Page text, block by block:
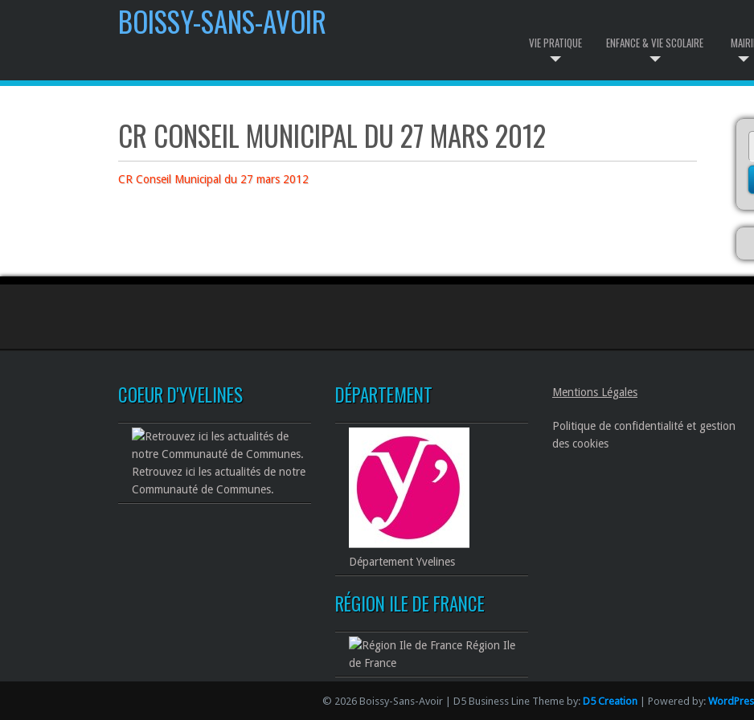
BOISSY-SANS-AVOIR
ENFANCE & VIE SCOLAIRE
VIE PRATIQUE
CR CONSEIL MUNICIPAL DU 27 MARS 2012
CR Conseil Municipal du 27 mars 2012
COEUR D'YVELINES
Retrouvez ici les actualités de notre
Communauté de Communes.
DÉPARTEMENT
Département Yvelines
RÉGION ILE DE FRANCE
Région Ile
de France
Mentions Légales
Politique de confidentialité et gestion
des cookies
© 2026 Boissy-Sans-Avoir | D5 Business Line Theme by: D5 Creation| Powered by: